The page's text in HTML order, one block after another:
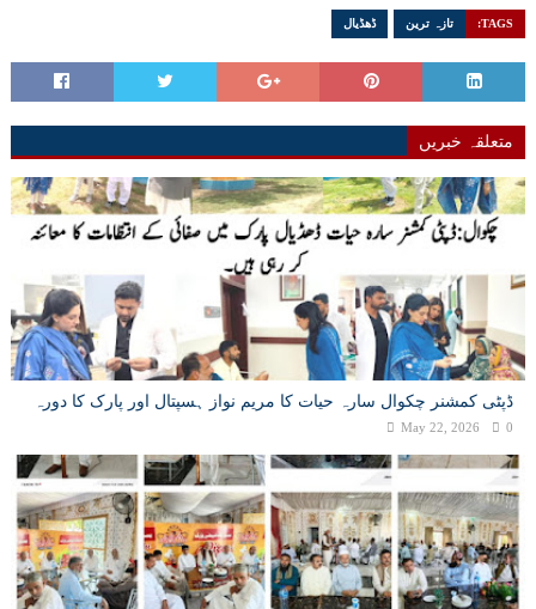
TAGS: تازہ ترین ڈھڈیال
متعلقہ خبریں
ڈپٹی کمشنر چکوال سارہ حیات کا مریم نواز ہسپتال اور پارک کا دورہ
May 22, 2026 0